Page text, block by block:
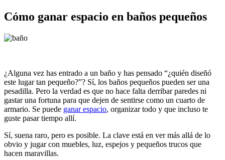
Cómo ganar espacio en baños pequeños
¿Alguna vez has entrado a un baño y has pensado “¿quién diseñó
este lugar tan pequeño?”? Sí, los baños pequeños pueden ser una
pesadilla. Pero la verdad es que no hace falta derribar paredes ni
gastar una fortuna para que dejen de sentirse como un cuarto de
armario. Se puede ganar espacio, organizar todo y que incluso te
guste pasar tiempo allí.
Sí, suena raro, pero es posible. La clave está en ver más allá de lo
obvio y jugar con muebles, luz, espejos y pequeños trucos que
hacen maravillas.